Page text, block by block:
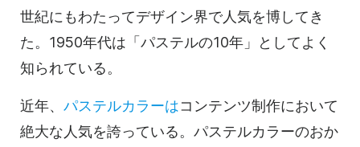
世紀にもわたってデザイン界で人気を博してき
た。1950年代は「パステルの10年」としてよく
知られている。
近年、 パステルカラーはコンテンツ制作において
絶大な人気を誇っている。パステルカラーのおか